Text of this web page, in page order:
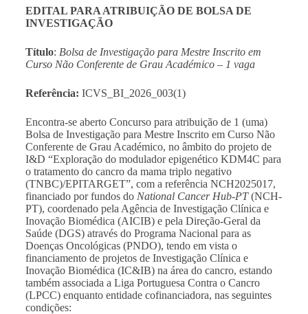
EDITAL PARA ATRIBUIÇÃO DE BOLSA DE
INVESTIGAÇÃO
Título: Bolsa de Investigação para Mestre Inscrito em
Curso Não Conferente de Grau Académico – 1 vaga
Referência: ICVS_BI_2026_003(1)
Encontra-se aberto Concurso para atribuição de 1 (uma)
Bolsa de Investigação para Mestre Inscrito em Curso Não
Conferente de Grau Académico, no âmbito do projeto de
I&D “Exploração do modulador epigenético KDM4C para
o tratamento do cancro da mama triplo negativo
(TNBC)/EPITARGET”, com a referência NCH2025017,
financiado por fundos do National Cancer Hub-PT(NCH-
PT), coordenado pela Agência de Investigação Clínica e
Inovação Biomédica (AICIB) e pela Direção-Geral da
Saúde (DGS) através do Programa Nacional para as
Doenças Oncológicas (PNDO), tendo em vista o
financiamento de projetos de Investigação Clínica e
Inovação Biomédica (IC&IB) na área do cancro, estando
também associada a Liga Portuguesa Contra o Cancro
(LPCC) enquanto entidade cofinanciadora, nas seguintes
condições: